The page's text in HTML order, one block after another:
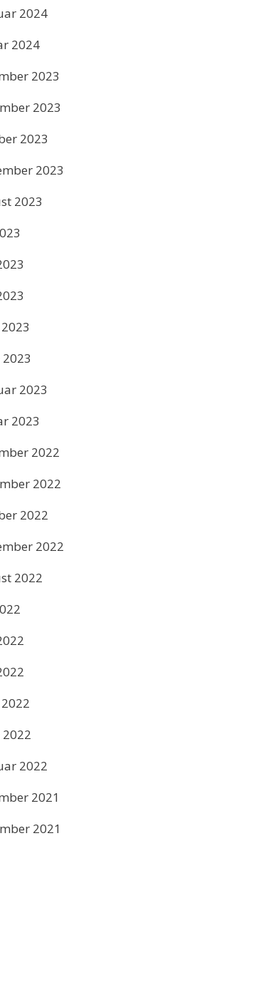
2024
2024
2023
2023
2023
2023
2023
2023
2023
2022
2022
2022
2022
2022
2022
2021
2021